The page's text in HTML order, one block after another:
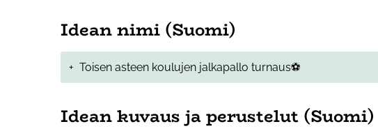
Idean nimi (Suomi)
+ Toisen asteen koulujen jalkapallo turnaus⚽
Idean kuvaus ja perustelut (Suomi)